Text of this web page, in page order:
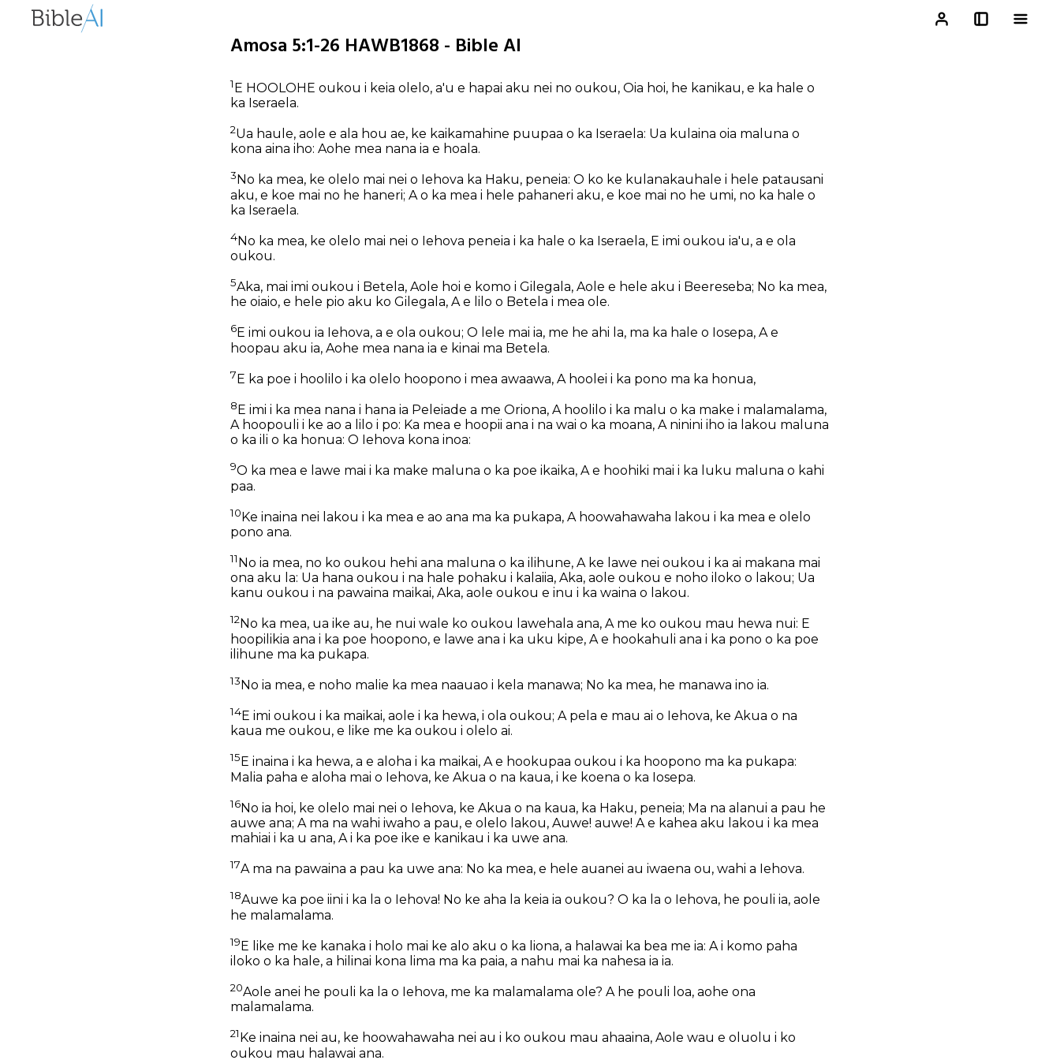
Amosa 5:1-26 HAWB1868 - Bible AI
1E HOOLOHE oukou i keia olelo, a'u e hapai aku nei no oukou, Oia hoi, he kanikau, e ka hale o
ka Iseraela.
2Ua haule, aole e ala hou ae, ke kaikamahine puupaa o ka Iseraela: Ua kulaina oia maluna o
kona aina iho: Aohe mea nana ia e hoala.
3 No ka mea, ke olelo mai nei o Iehova ka Haku, peneia: O ko ke kulanakauhale i hele patausani
aku, e koe mai no he haneri; A o ka mea i hele pahaneri aku, e koe mai no he umi, no ka hale o
ka Iseraela.
4No ka mea, ke olelo mai nei o Iehova peneia i ka hale o ka Iseraela, E imi oukou ia'u, a e ola
oukou.
5Aka, mai imi oukou i Betela, Aole hoi e komo i Gilegala, Aole e hele aku i Beereseba; No ka mea,
he oiaio, e hele pio aku ko Gilegala, A e lilo o Betela i mea ole.
6E imi oukou ia Iehova, a e ola oukou; O lele mai ia, me he ahi la, ma ka hale o Iosepa, A e
hoopau aku ia, Aohe mea nana ia e kinai ma Betela.
7E ka poe i hoolilo i ka olelo hoopono i mea awaawa, A hoolei i ka pono ma ka honua,
8 E imi i ka mea nana i hana ia Peleiade a me Oriona, A hoolilo i ka malu o ka make i malamalama,
A hoopouli i ke ao a lilo i po: Ka mea e hoopii ana i na wai o ka moana, A ninini iho ia lakou maluna
o ka ili o ka honua: O Iehova kona inoa:
9O ka mea e lawe mai i ka make maluna o ka poe ikaika, A e hoohiki mai i ka luku maluna o kahi
paa.
10Ke inaina nei lakou i ka mea e ao ana ma ka pukapa, A hoowahawaha lakou i ka mea e olelo
pono ana.
11 No ia mea, no ko oukou hehi ana maluna o ka ilihune, A ke lawe nei oukou i ka ai makana mai
ona aku la: Ua hana oukou i na hale pohaku i kalaiia, Aka, aole oukou e noho iloko o lakou; Ua
kanu oukou i na pawaina maikai, Aka, aole oukou e inu i ka waina o lakou.
12No ka mea, ua ike au, he nui wale ko oukou lawehala ana, A me ko oukou mau hewa nui: E
hoopilikia ana i ka poe hoopono, e lawe ana i ka uku kipe, A e hookahuli ana i ka pono o ka poe
ilihune ma ka pukapa.
13No ia mea, e noho malie ka mea naauao i kela manawa; No ka mea, he manawa ino ia.
14E imi oukou i ka maikai, aole i ka hewa, i ola oukou; A pela e mau ai o Iehova, ke Akua o na
kaua me oukou, e like me ka oukou i olelo ai.
15 E inaina i ka hewa, a e aloha i ka maikai, A e hookupaa oukou i ka hoopono ma ka pukapa:
Malia paha e aloha mai o Iehova, ke Akua o na kaua, i ke koena o ka Iosepa.
16No ia hoi, ke olelo mai nei o Iehova, ke Akua o na kaua, ka Haku, peneia; Ma na alanui a pau he
auwe ana; A ma na wahi iwaho a pau, e olelo lakou, Auwe! auwe! A e kahea aku lakou i ka mea
mahiai i ka u ana, A i ka poe ike e kanikau i ka uwe ana.
17A ma na pawaina a pau ka uwe ana: No ka mea, e hele auanei au iwaena ou, wahi a Iehova.
18Auwe ka poe iini i ka la o Iehova! No ke aha la keia ia oukou? O ka la o Iehova, he pouli ia, aole
he malamalama.
19E like me ke kanaka i holo mai ke alo aku o ka liona, a halawai ka bea me ia: A i komo paha
iloko o ka hale, a hilinai kona lima ma ka paia, a nahu mai ka nahesa ia ia.
20Aole anei he pouli ka la o Iehova, me ka malamalama ole? A he pouli loa, aohe ona
malamalama.
21 Ke inaina nei au, ke hoowahawaha nei au i ko oukou mau ahaaina, Aole wau e oluolu i ko
oukou mau halawai ana.